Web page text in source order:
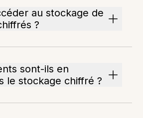
au stockage de
?
sont-ils en
le stockage chiffré ?